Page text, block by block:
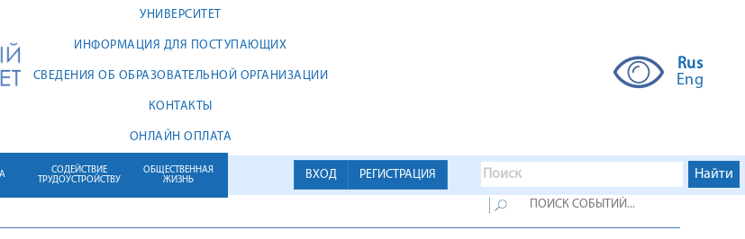
УНИВЕРСИТЕТ
ИНФОРМАЦИЯ ДЛЯ ПОСТУПАЮЩИХ
СВЕДЕНИЯ ОБ ОБРАЗОВАТЕЛЬНОЙ ОРГАНИЗАЦИИ
КОНТАКТЫ
ОНЛАЙН ОПЛАТА
Rus
Eng
ВХОД РЕГИСТРАЦИЯ
СОДЕЙСТВИЕ
ТРУДОУСТРОЙСТВУ
ОБЩЕСТВЕННАЯ
ЖИЗНЬ